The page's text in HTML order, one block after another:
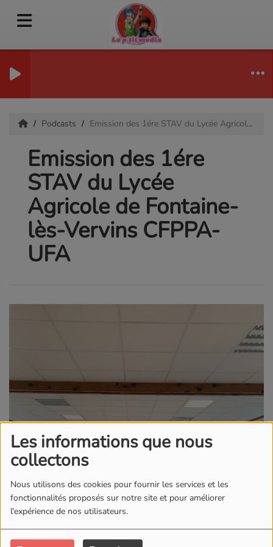
Les informations que nous
collectons
Nous utilisons des cookies pour fournir les services et les
fonctionnalités proposés sur notre site et pour améliorer
l'expérience de nos utilisateurs.
Podcasts Emission des 1ére STAV du Lycée Agricole de Fontaine-lès-Vervins CFPPA-UFA
Emission des 1ére
STAV du Lycée
Agricole de Fontaine-
lès-Vervins CFPPA-
UFA